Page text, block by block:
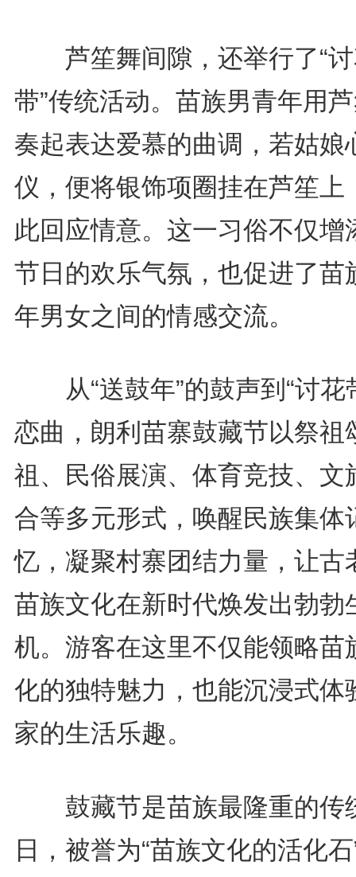
芦笙舞间隙，还举行了“
带”传统活动。苗族男青年用
奏起表达爱慕的曲调，若姑娘
仪，便将银饰项圈挂在芦笙上
此回应情意。这一习俗不仅增
节日的欢乐气氛，也促进了苗
年男女之间的情感交流。
从“送鼓年”的鼓声到“讨花
恋曲，朗利苗寨鼓藏节以祭祖
祖、民俗展演、体育竞技、文
合等多元形式，唤醒民族集体
忆，凝聚村寨团结力量，让古
苗族文化在新时代焕发出勃勃
机。游客在这里不仅能领略苗
化的独特魅力，也能沉浸式体
家的生活乐趣。
鼓藏节是苗族最隆重的传
日，被誉为“苗族文化的活化